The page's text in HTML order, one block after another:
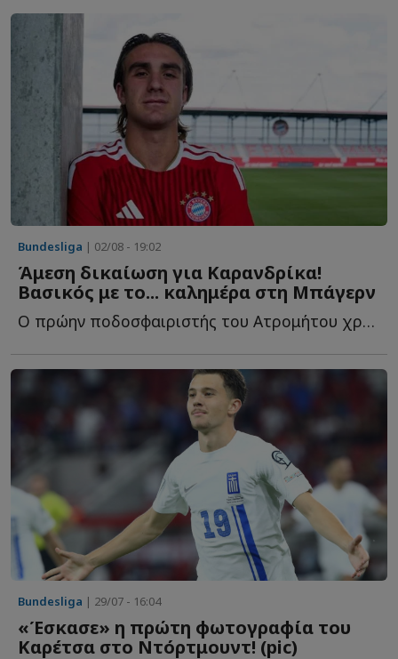
Bundesliga | 02/08 - 19:02
Άμεση δικαίωση για Καρανδρίκα!
Βασικός με το... καλημέρα στη Μπάγερν
Ο πρώην ποδοσφαιριστής του Ατρομήτου χρειάστηκε μόλις μ...
Bundesliga | 29/07 - 16:04
«Έσκασε» η πρώτη φωτογραφία του
Καρέτσα στο Ντόρτμουντ! (pic)